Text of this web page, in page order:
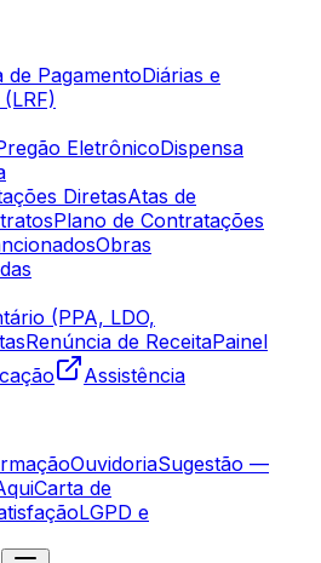
de PagamentoDiárias e
(LRF)
EletrônicoDispensa
DiretasAtas de
Plano de Contratações
Obras
(PPA, LDO,
Renúncia de ReceitaPainel
Assistência
OuvidoriaSugestão —
Carta de
LGPD e